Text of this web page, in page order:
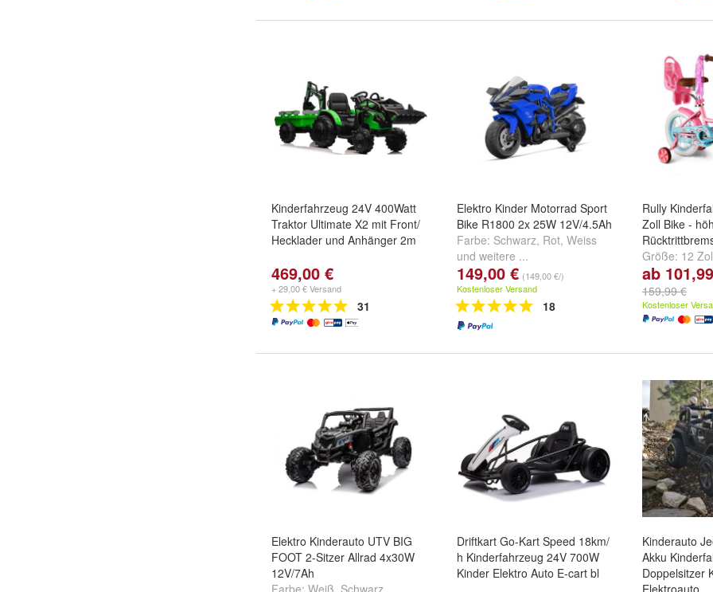
Kinderfahrzeug 24V 400Watt
Traktor Ultimate X2 mit Front/
Hecklader und Anhänger 2m
469,00 €
+ 29,00 € Versand
31
Elektro Kinder Motorrad Sport
Bike R1800 2x 25W 12V/4.5Ah
Farbe: Schwarz, Rot, Weiss
und weitere ...
149,00 € (149,00 €/)
Kostenloser Versand
18
Rully
Zoll Bike -
Größe: 12
Zoll
ab
159,99 €
Kostenloser
Elektro Kinderauto UTV BIG
FOOT 2-Sitzer Allrad 4x30W
12V/7Ah
Farbe: Weiß Schwarz
Driftkart Go-Kart Speed 18km/
h Kinderfahrzeug 24V 700W
Kinder Elektro Auto E-cart bl
Kinderauto
Akku
Doppelsitzer
Elektroauto